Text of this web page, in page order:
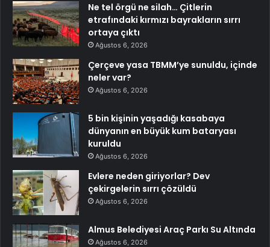
Ne tel örgü ne silah… Çitlerin
etrafındaki kırmızı bayrakların sırrı
ortaya çıktı
Ağustos 6, 2026
Çerçeve yasa TBMM’ye sunuldu, içinde
neler var?
Ağustos 6, 2026
5 bin kişinin yaşadığı kasabaya
dünyanın en büyük kum bataryası
kuruldu
Ağustos 6, 2026
Evlere neden giriyorlar? Dev
çekirgelerin sırrı çözüldü
Ağustos 6, 2026
Almus Belediyesi Araç Parkı Su Altında
Ağustos 6, 2026